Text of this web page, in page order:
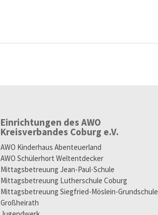
Einrichtungen des AWO
Kreisverbandes Coburg e.V.
AWO Kinderhaus Abenteuerland
AWO Schülerhort Weltentdecker
Mittagsbetreuung Jean-Paul-Schule
Mittagsbetreuung Lutherschule Coburg
Mittagsbetreuung Siegfried-Möslein-Grundschule
Großheirath